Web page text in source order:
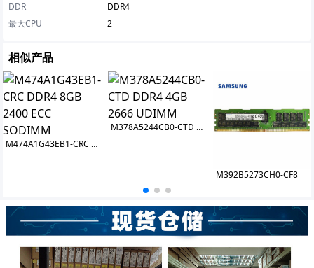
DDR
DDR4
最大CPU
2
相似产品
M474A1G43EB1-CRC DDR4 8GB 2400 ECC SODIMM
M378A5244CB0-CTD DDR4 4GB 2666 UDIMM
M392B5273CH0-CF8